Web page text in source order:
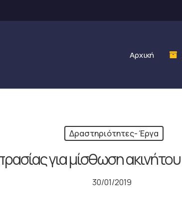
Αρχική
Δραστηριότητες- Έργα
για μίσθωση
30/01/2019